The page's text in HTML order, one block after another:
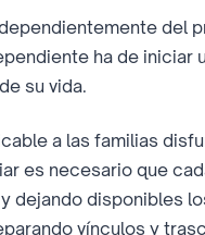
del
ha de iniciar
su vida.
a las familias
es necesario que
dejando disponibles
vínculos y